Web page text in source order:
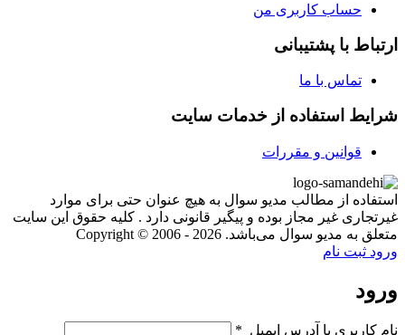
حساب کاربری من
ارتباط با پشتیبانی
تماس با ما
شرایط استفاده از خدمات سایت
قوانین و مقررات
استفاده از مطالب مدیو سوال به هیچ عنوان حتی برای موارد
غیرتجاری غیر مجاز بوده و پیگیر قانونی دارد . کلیه حقوق این سایت
متعلق به مدیو سوال می‌باشد. Copyright © 2006 - 2026
ورود ثبت نام
ورود
نام کاربری یا آدرس ایمیل *